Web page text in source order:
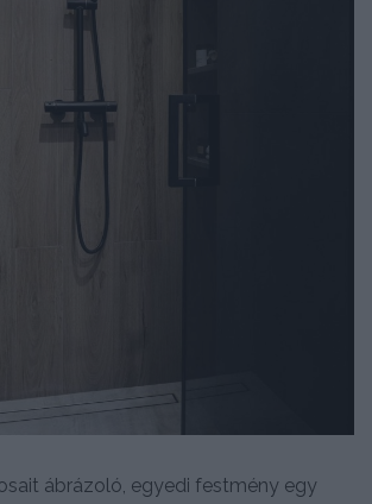
ábrázoló, egyedi festmény egy